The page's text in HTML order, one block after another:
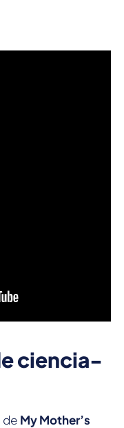
ciencia-
de My Mother’s